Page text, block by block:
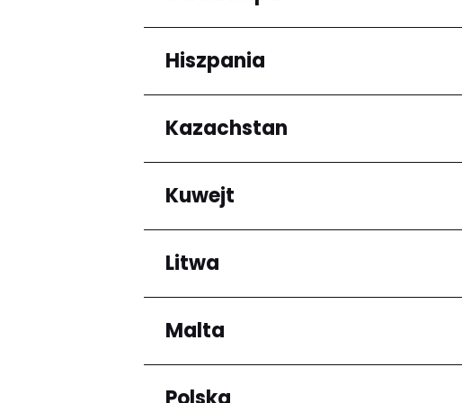
Arrondissement de Cayenne
Regiony
Grande-Terre
Hiszpania
Regiony
Andalucía
Kazachstan
Regiony
Almaty Region
Kuwejt
Regiony
Mubarak al-Kabir
Litwa
Regiony
Okręg kłajpedzki
Panevėžio apskritis
Malta
Regiony